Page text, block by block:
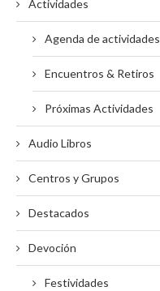
Actividades
Agenda de actividades
Encuentros & Retiros
Próximas Actividades
Audio Libros
Centros y Grupos
Destacados
Devoción
Festividades